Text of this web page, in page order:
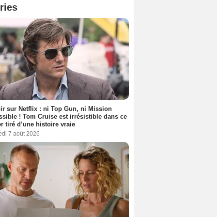
sur Netflix : ni Top Gun, ni Mission
! Tom Cruise est irrésistible dans ce
tiré d’une histoire vraie
7 août 2026